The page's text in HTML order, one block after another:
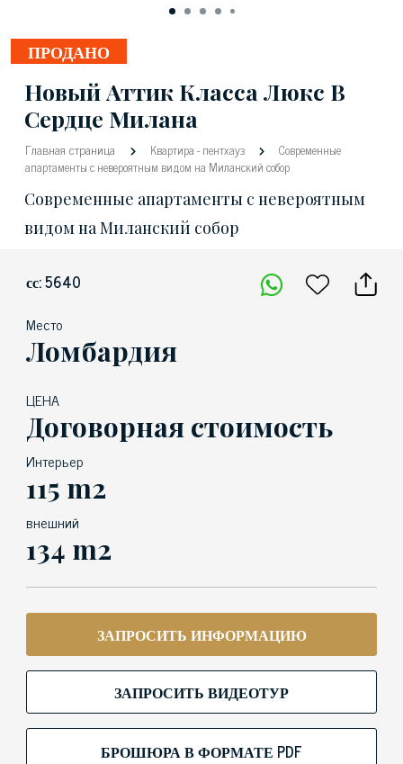
ПРОДАНО
Новый Аттик Класса Люкс В
Сердце Милана
Главная страница Квартира-пентхауз
Современные
апартаменты с невероятным видом на Миланский собор
Современные апартаменты с невероятным
видом на Миланский собор
сс: 5640
Место
Ломбардия
ЦЕНА
Договорная стоимость
Интерьер
115 m2
внешний
134 m2
ЗАПРОСИТЬ ИНФОРМАЦИЮ
ЗАПРОСИТЬ ВИДЕОТУР
БРОШЮРА В ФОРМАТЕ PDF